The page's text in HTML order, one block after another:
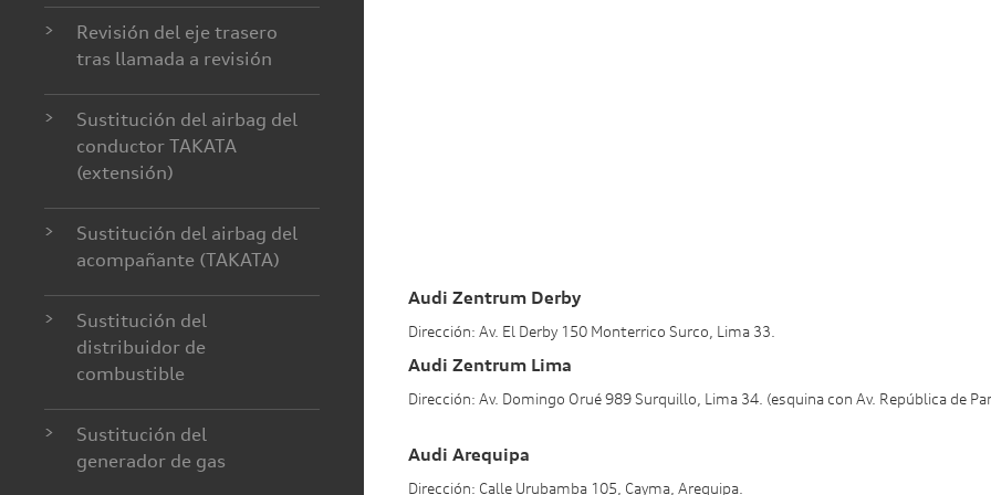
>
Revisión del eje trasero
tras llamada a revisión
>
Sustitución del airbag del
conductor TAKATA
(extensión)
>
Sustitución del airbag del
acompañante (TAKATA)
>
Sustitución del
distribuidor de
combustible
>
Sustitución del
generador de gas
Audi Zentrum Derby
Dirección: Av. El Derby 150 Monterrico Surco, Lima 33.
Audi Zentrum Lima
Dirección: Av. Domingo Orué 989 Surquillo, Lima 34. (esquina con Av. República de
Audi Arequipa
Dirección: Calle Urubamba 105, Cayma, Arequipa.